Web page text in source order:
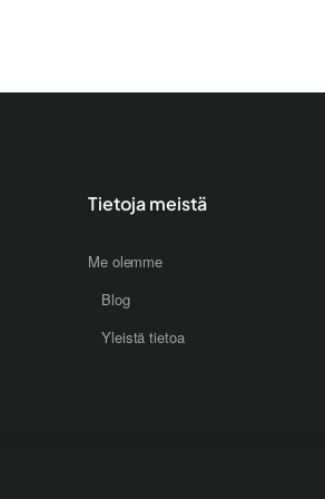
Tietoja meistä
Me olemme
Blog
Yleistä tietoa